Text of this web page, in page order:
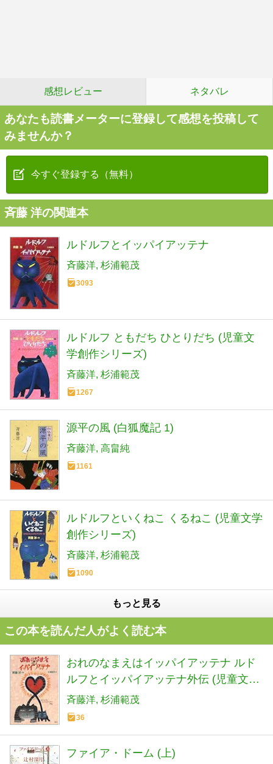
感想レビュー ネタバレ
あなたも読書メーターに登録して感想を投稿して
みませんか？
今すぐ登録する（無料）
斉藤 洋の関連本
ルドルフとイッパイアッテナ
斉藤洋 杉浦範茂
3093
ルドルフ ともだち ひとりだち (児童文
学創作シリーズ)
斉藤洋 杉浦範茂
1267
源平の風 (白狐魔記 1)
斉藤洋 高畠純
1161
ルドルフといくねこ くるねこ (児童文学
創作シリーズ)
斉藤洋 杉浦範茂
1090
もっと見る
この本を読んだ人がよく読む本
おれのなまえはイッパイアッテナ ルド
ルフとイッパイアッテナ外伝 (児童文学
創作シリーズ)
斉藤洋 杉浦範茂
36
ファイア・ドーム (上)